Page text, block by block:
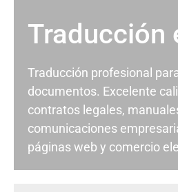
Traducción
Traducción profesional
documentos. Excelente
contratos legales,
comunicaciones
páginas web y comercio